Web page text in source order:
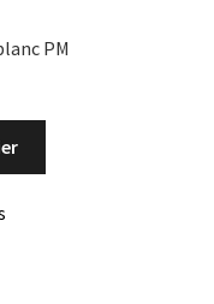
PM